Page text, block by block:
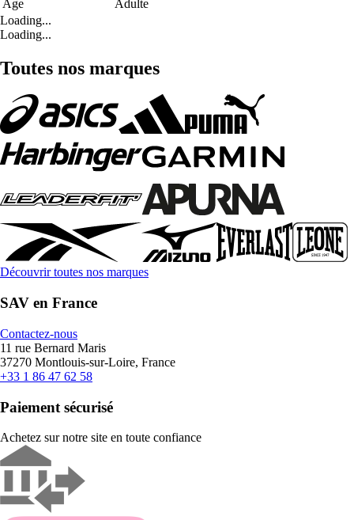
Age
Adulte
Loading...
Loading...
Toutes nos marques
Découvrir toutes nos marques
SAV en France
Contactez-nous
11 rue Bernard Maris
37270 Montlouis-sur-Loire, France
+33 1 86 47 62 58
Paiement sécurisé
Achetez sur notre site en toute confiance